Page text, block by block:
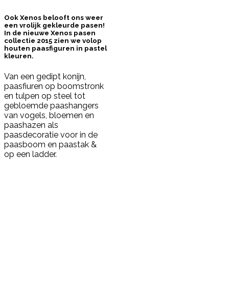
Ook Xenos belooft ons weer
een vrolijk gekleurde pasen!
In de nieuwe Xenos pasen
collectie 2015 zien we volop
houten paasfiguren in pastel
kleuren.
Van een gedipt konijn,
paasfiuren op boomstronk
en tulpen op steel tot
gebloemde paashangers
van vogels, bloemen en
paashazen als
paasdecoratie voor in de
paasboom en paastak &
op een ladder.